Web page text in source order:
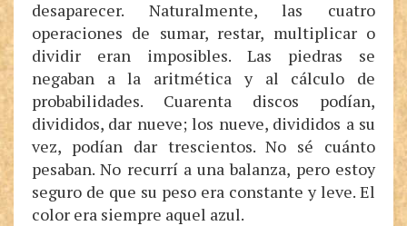
desaparecer. Naturalmente, las cuatro
operaciones de sumar, restar, multiplicar o
dividir eran imposibles. Las piedras se
negaban a la aritmética y al cálculo de
probabilidades. Cuarenta discos podían,
divididos, dar nueve; los nueve, divididos a su
vez, podían dar trescientos. No sé cuánto
pesaban. No recurrí a una balanza, pero estoy
seguro de que su peso era constante y leve. El
color era siempre aquel azul.